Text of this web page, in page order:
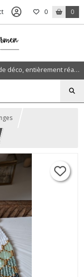
0 0
Des bijoux fantaisies, des bougies et objets de déco, entièrement réalisés à la main dans mon atelier en Normandie.